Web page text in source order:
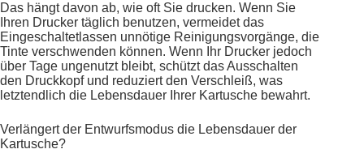
Das hängt davon ab, wie oft Sie drucken. Wenn Sie
Ihren Drucker täglich benutzen, vermeidet das
Eingeschaltetlassen unnötige Reinigungsvorgänge, die
Tinte verschwenden können. Wenn Ihr Drucker jedoch
über Tage ungenutzt bleibt, schützt das Ausschalten
den Druckkopf und reduziert den Verschleiß, was
letztendlich die Lebensdauer Ihrer Kartusche bewahrt.
Verlängert der Entwurfsmodus die Lebensdauer der
Kartusche?